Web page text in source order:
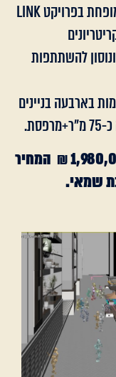
בהגרלה לרכישת דירת 3 חדרים במחיר מופחת בפרויקט LINK
להשתתפות
הממוקמות בארבעה בניינים
₪ המחיר
.